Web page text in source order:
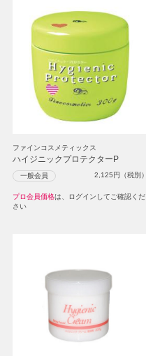
ファインコスメティックス
ハイジニックプロテクターP
一般会員 2,125円（税別）
プロ会員価格は、ログインしてご確認くだ
さい